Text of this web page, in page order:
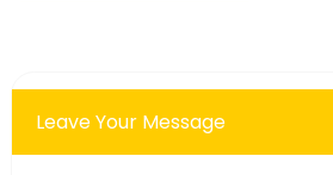
Leave Your Message